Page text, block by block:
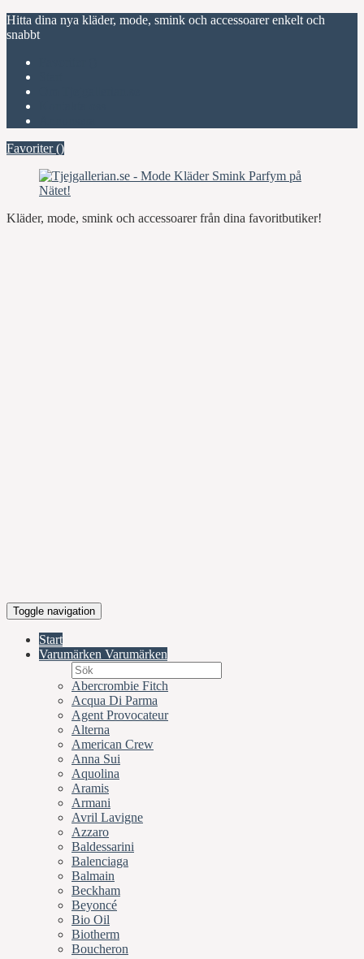
Hitta dina nya kläder, mode, smink och accessoarer enkelt och
snabbt
Favoriter ()
Kläder, mode, smink och accessoarer från dina favoritbutiker!
Toggle navigation
Start
Varumärken Varumärken
Abercrombie Fitch
Acqua Di Parma
Agent Provocateur
Alterna
American Crew
Anna Sui
Aquolina
Aramis
Armani
Avril Lavigne
Azzaro
Baldessarini
Balenciaga
Balmain
Beckham
Beyoncé
Bio Oil
Biotherm
Boucheron